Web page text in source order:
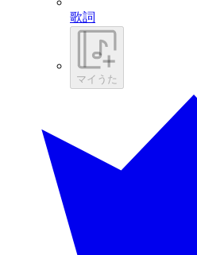
歌詞
マイうた